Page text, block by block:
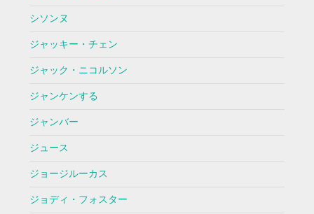
シソンヌ
ジャッキー・チェン
ジャック・ニコルソン
ジャンケンする
ジャンバー
ジュース
ジョージルーカス
ジョディ・フォスター